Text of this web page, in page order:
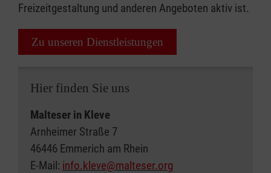
Freizeitgestaltung und anderen Angeboten aktiv ist.
Zu unseren Dienstleistungen
Hier finden Sie uns
Malteser in Kleve
Arnheimer Straße 7
46446 Emmerich am Rhein
E-Mail: info.kleve@malteser.org